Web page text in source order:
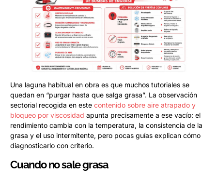
Una laguna habitual en obra es que muchos tutoriales se
quedan en “purgar hasta que salga grasa”. La observación
sectorial recogida en este contenido sobre aire atrapado y
bloqueo por viscosidad apunta precisamente a ese vacío: el
rendimiento cambia con la temperatura, la consistencia de la
grasa y el uso intermitente, pero pocas guías explican cómo
diagnosticarlo con criterio.
Cuando no sale grasa